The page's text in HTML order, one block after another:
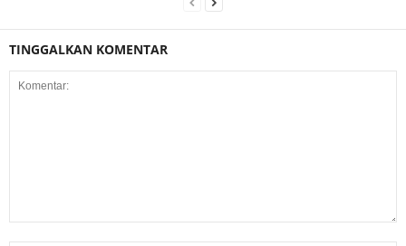
TINGGALKAN KOMENTAR